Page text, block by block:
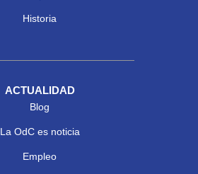
Historia
ACTUALIDAD
Blog
La OdC es noticia
Empleo